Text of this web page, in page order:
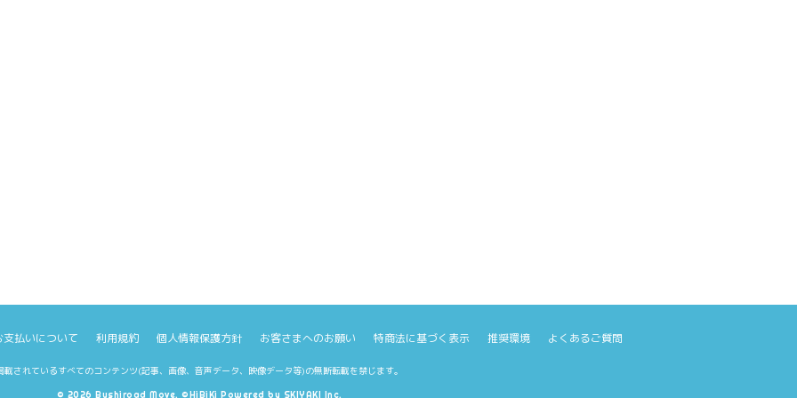
支払いについて 利用規約 個人情報保護方針 お客さまへのお願い 特商法に基づく表示 推奨環境 よくあるご質問
載されているすべてのコンテンツ(記事、画像、音声データ、映像データ等)の無断転載を禁じます。
© 2026 Bushiroad Move. ©HiBiKi Powered by SKIYAKI Inc.